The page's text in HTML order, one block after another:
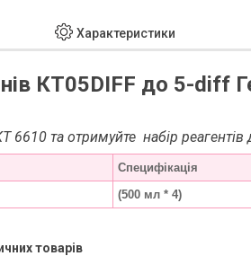
Характеристики
КТ05DIFF до 5-diff
6610 та отримуйте набір
Специфікація
(500 мл * 4)
товарів